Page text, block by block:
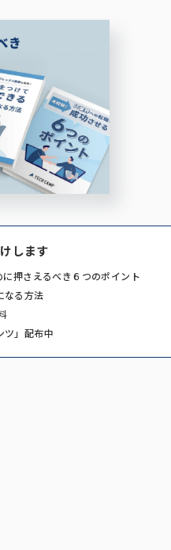
します
押さえるべき６つのポイント
なる方法
ツ」配布中